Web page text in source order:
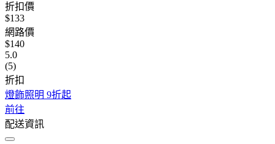
折扣價
$133
網路價
$140
5.0
(5)
折扣
燈飾照明 9折起
前往
配送資訊